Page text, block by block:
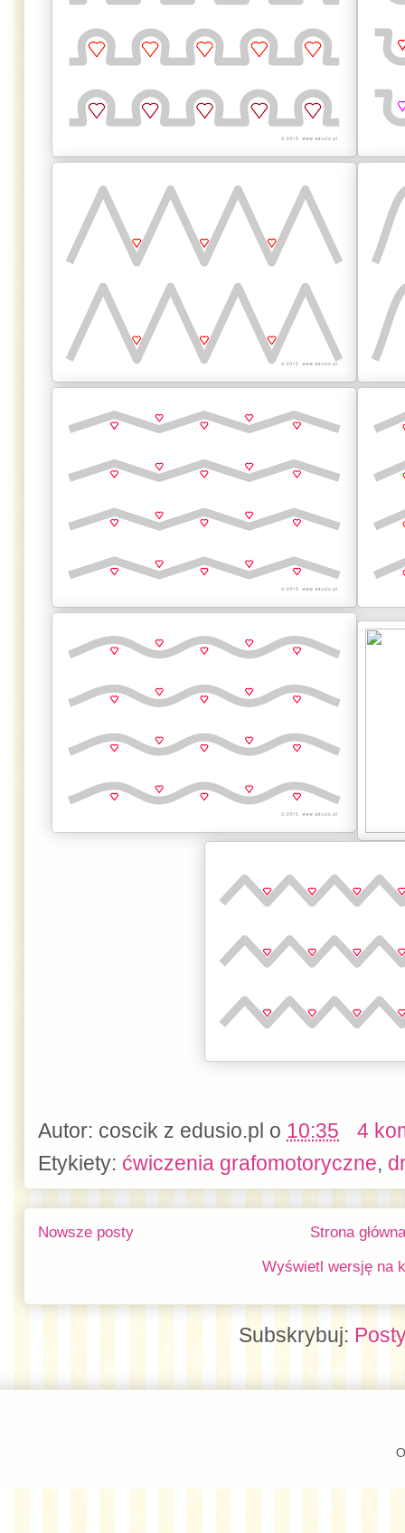
Autor: coscik z edusio.pl o 10:35
4
Etykiety: ćwiczenia grafomotoryczne,
Nowsze posty
Strona główna
Wyświetl wersję na
Subskrybuj: